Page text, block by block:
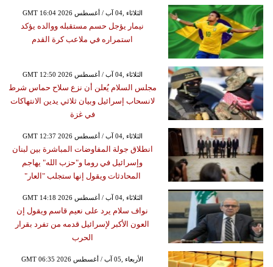
GMT 16:04 2026 الثلاثاء ,04 آب / أغسطس
نيمار يؤجل حسم مستقبله ووالده يؤكد
استمراره في ملاعب كرة القدم
GMT 12:50 2026 الثلاثاء ,04 آب / أغسطس
مجلس السلام يُعلن أن نزع سلاح حماس شرط
لانسحاب إسرائيل وبيان ثلاثي يدين الانتهاكات
في غزة
GMT 12:37 2026 الثلاثاء ,04 آب / أغسطس
انطلاق جولة المفاوضات المباشرة بين لبنان
وإسرائيل في روما و"حزب الله" يهاجم
المحادثات ويقول إنها ستجلب "العار"
GMT 14:18 2026 الثلاثاء ,04 آب / أغسطس
نواف سلام يرد على نعيم قاسم ويقول إن
العون الأكبر لإسرائيل قدمه من تفرد بقرار
الحرب
GMT 06:35 2026 الأربعاء ,05 آب / أغسطس